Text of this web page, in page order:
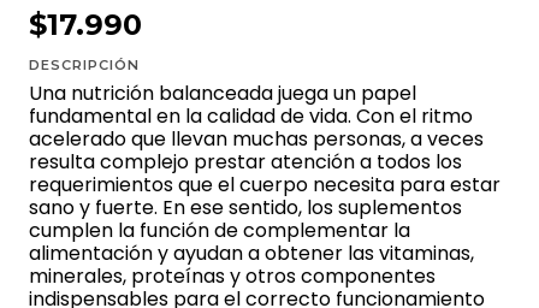
$17.990
DESCRIPCIÓN
Una nutrición balanceada juega un papel
fundamental en la calidad de vida. Con el ritmo
acelerado que llevan muchas personas, a veces
resulta complejo prestar atención a todos los
requerimientos que el cuerpo necesita para estar
sano y fuerte. En ese sentido, los suplementos
cumplen la función de complementar la
alimentación y ayudan a obtener las vitaminas,
minerales, proteínas y otros componentes
indispensables para el correcto funcionamiento